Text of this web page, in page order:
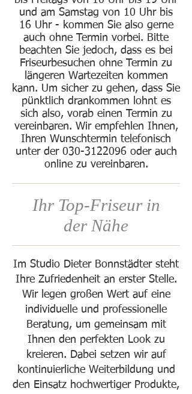
und am Samstag von 10 Uhr bis
16 Uhr - kommen Sie also gerne
auch ohne Termin vorbei. Bitte
beachten Sie jedoch, dass es bei
Friseurbesuchen ohne Termin zu
längeren Wartezeiten kommen
kann. Um sicher zu gehen, dass Sie
pünktlich drankommen lohnt es
sich also, vorab einen Termin zu
vereinbaren. Wir empfehlen Ihnen,
Ihren Wunschtermin telefonisch
unter der 030-3122096oder auch
online zu vereinbaren.
Ihr Top-Friseur in
der Nähe
Im Studio Dieter Bonnstädter steht
Ihre Zufriedenheit an erster Stelle.
Wir legen großen Wert auf eine
individuelle und professionelle
Beratung, um gemeinsam mit
Ihnen den perfekten Look zu
kreieren. Dabei setzen wir auf
kontinuierliche Weiterbildung und
den Einsatz hochwertiger Produkte,